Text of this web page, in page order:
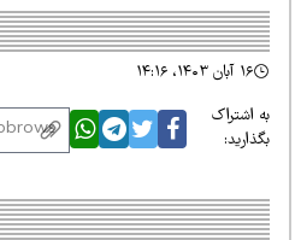
اشتراک